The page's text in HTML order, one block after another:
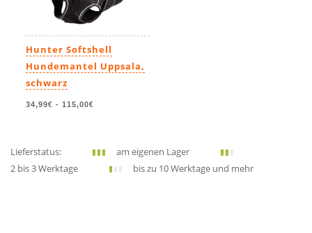
Hunter Softshell
Hundemantel Uppsala,
schwarz
34,99€ - 115,00€
Lieferstatus:
am eigenen Lager
2 bis 3 Werktage
bis zu 10 Werktage und mehr